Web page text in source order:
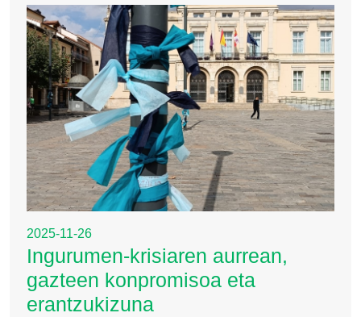
2025-11-26
Ingurumen-krisiaren aurrean,
gazteen konpromisoa eta
erantzukizuna